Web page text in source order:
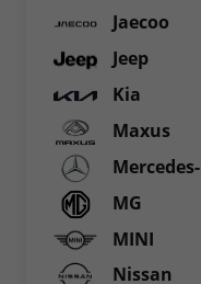
Jaecoo
Jeep
Kia
Maxus
MG
MINI
Nissan